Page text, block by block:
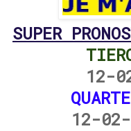
SUPER
12-
QUARTE
12-